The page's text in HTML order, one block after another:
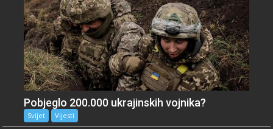
Pobjeglo 200.000 ukrajinskih vojnika?
Svijet Vijesti